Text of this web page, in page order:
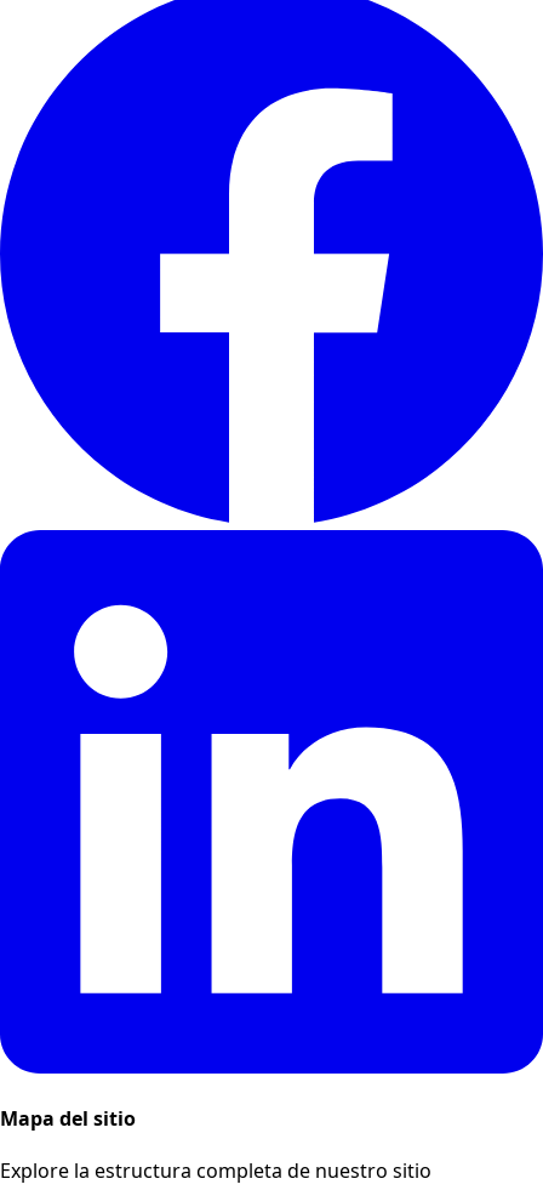
Mapa del sitio
Explore la estructura completa de nuestro sitio